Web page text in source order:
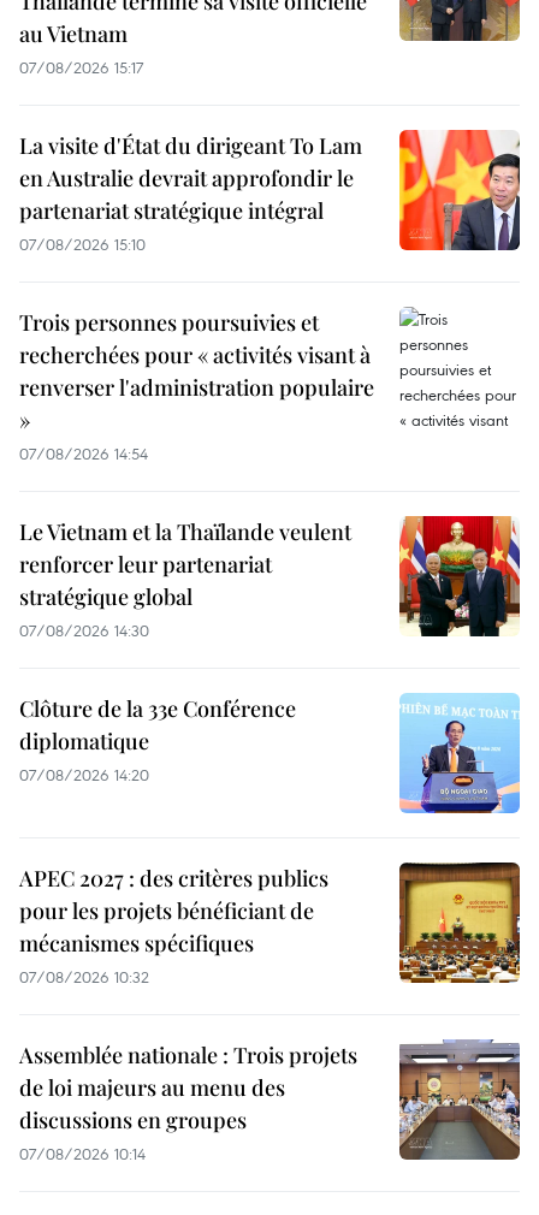
au Vietnam
07/08/2026 15:17
La visite d'État du dirigeant To Lam
en Australie devrait approfondir le
partenariat stratégique intégral
07/08/2026 15:10
Trois personnes poursuivies et
recherchées pour « activités visant à
renverser l'administration populaire
»
07/08/2026 14:54
Le Vietnam et la Thaïlande veulent
renforcer leur partenariat
stratégique global
07/08/2026 14:30
Clôture de la 33e Conférence
diplomatique
07/08/2026 14:20
APEC 2027 : des critères publics
pour les projets bénéficiant de
mécanismes spécifiques
07/08/2026 10:32
Assemblée nationale : Trois projets
de loi majeurs au menu des
discussions en groupes
07/08/2026 10:14